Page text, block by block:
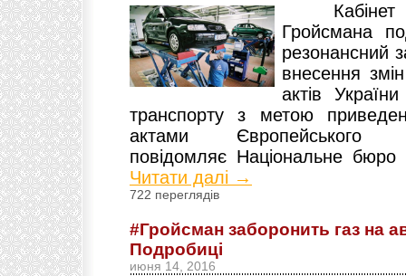
Кабінет
Гройсмана
резонансний
внесення
актів
транспорту з метою
актами
повідомляє Національне бюро
Читати далі →
722 переглядів
#Гройсман заборонить газ на
Подробиці
июня 14, 2016